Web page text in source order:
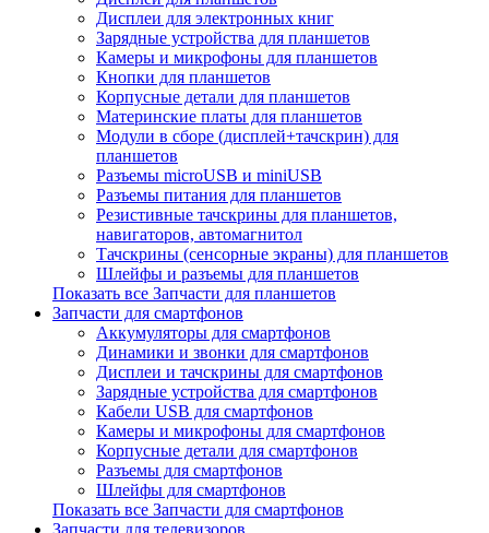
Дисплеи для электронных книг
Зарядные устройства для планшетов
Камеры и микрофоны для планшетов
Кнопки для планшетов
Корпусные детали для планшетов
Материнские платы для планшетов
Модули в сборе (дисплей+тачскрин) для
планшетов
Разъемы microUSB и miniUSB
Разъемы питания для планшетов
Резистивные тачскрины для планшетов,
навигаторов, автомагнитол
Тачскрины (сенсорные экраны) для планшетов
Шлейфы и разъемы для планшетов
Показать все Запчасти для планшетов
Запчасти для смартфонов
Аккумуляторы для смартфонов
Динамики и звонки для смартфонов
Дисплеи и тачскрины для смартфонов
Зарядные устройства для смартфонов
Кабели USB для смартфонов
Камеры и микрофоны для смартфонов
Корпусные детали для смартфонов
Разъемы для смартфонов
Шлейфы для смартфонов
Показать все Запчасти для смартфонов
Запчасти для телевизоров